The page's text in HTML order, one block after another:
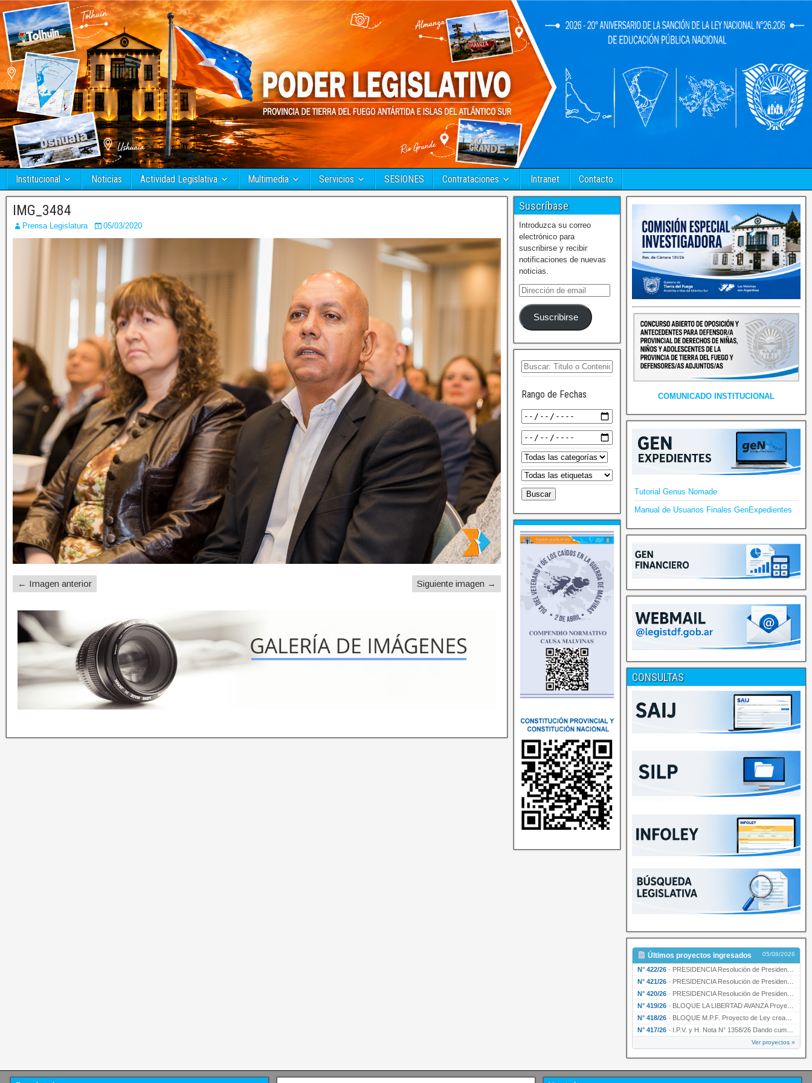
Institucional Noticias Actividad Legislativa Multimedia Servicios SESIONES Contrataciones Intranet Contacto
IMG_3484
Prensa Legislatura 05/03/2020
← Imagen anterior Siguiente imagen →
Suscríbase
Introduzca su correo
electrónico para
suscribirse y recibir
notificaciones de nuevas
noticias.
Suscribirse
Rango de Fechas COMUNICADO INSTITUCIONAL
Tutorial Genus Nomade
Manual de Usuarios Finales GenExpedientes
CONSULTAS
Últimos proyectos ingresados 05/08/2026
N° 422/26 · PRESIDENCIA Resolución de Presidencia N° 200/26 para su ratificación.
N° 421/26 · PRESIDENCIA Resolución de Presidencia N° 199/26 para su ratificación.
N° 420/26 · PRESIDENCIA Resolución de Presidencia N° 198/26 para su ratificación.
N° 419/26 · BLOQUE LA LIBERTAD AVANZA Proyecto de Ley declarando la esencialidad del servicio educativ…
N° 418/26 · BLOQUE M.P.F. Proyecto de Ley creando el Ente Único Regulador de servicios públicos de la …
N° 417/26 · I.P.V. y H. Nota N° 1358/26 Dando cumplimiento al artículo 29 de la Ley provincial N° 1399…
Ver proyectos »